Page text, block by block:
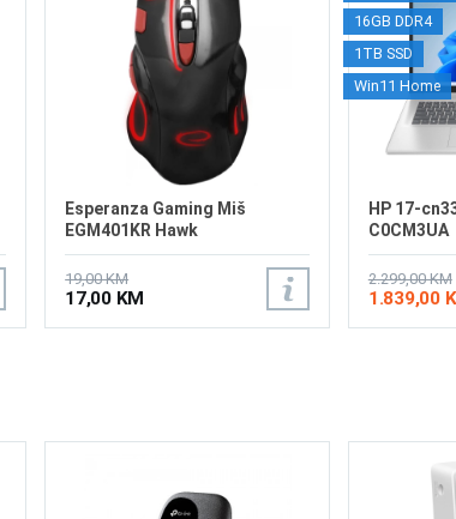
Esperanza Gaming Miš
EGM401KR Hawk
19,00 KM
17,00 KM
16GB DDR4
1TB SSD
Win11 Home
HP 17-
C0CM3UA
2.299,00 KM
1.839,00